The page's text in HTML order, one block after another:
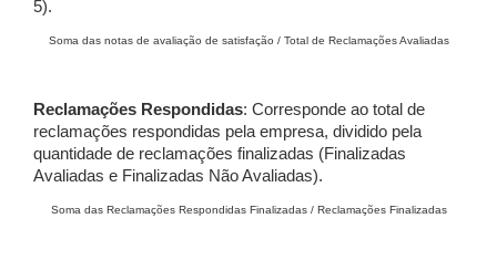
5).
Soma das notas de avaliação de satisfação / Total de Reclamações Avaliadas
Reclamações Respondidas: Corresponde ao total de
reclamações respondidas pela empresa, dividido pela
quantidade de reclamações finalizadas (Finalizadas
Avaliadas e Finalizadas Não Avaliadas).
Soma das Reclamações Respondidas Finalizadas / Reclamações Finalizadas